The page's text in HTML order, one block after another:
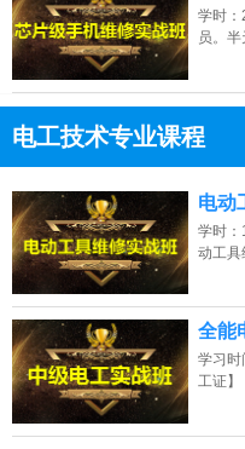
学时：
员。
电工技术专业课程
点击免费咨询电话：
电动
学时：
动工具
全能
学习时
工证